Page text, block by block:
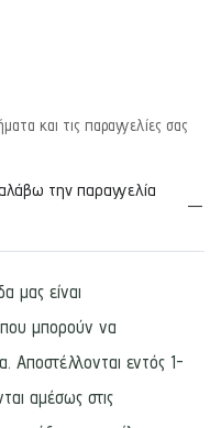
και τις παραγγελίες σας
την παραγγελία
μας είναι
μπορούν να
Αποστέλλονται εντός 1-
αμέσως στις